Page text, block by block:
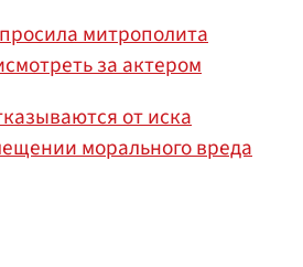
митрополита
за актером
от иска
морального вреда